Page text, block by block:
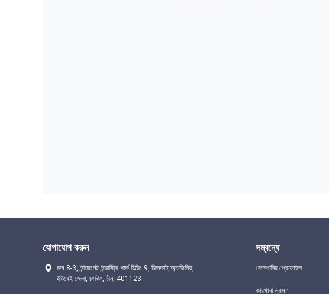
যোগাযোগ করুন
রুম 8-3, ইন্টারনেট ইন্ডাস্ট্রি পার্ক বিল্ডিং 9, জিনকাই অ্যাভিনিউ,
ইউবেই জেলা, চংকিং, চীন, 401123
সম্বন্ধে
কোম্পানির প্রোফাইল
কারখানা ভ্রমণ